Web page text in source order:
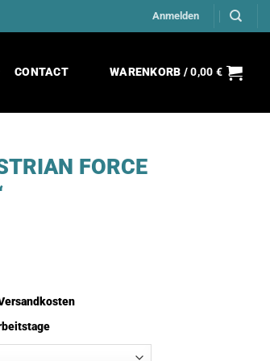
Anmelden
CONTACT WARENKORB /0,00 €
FORCE